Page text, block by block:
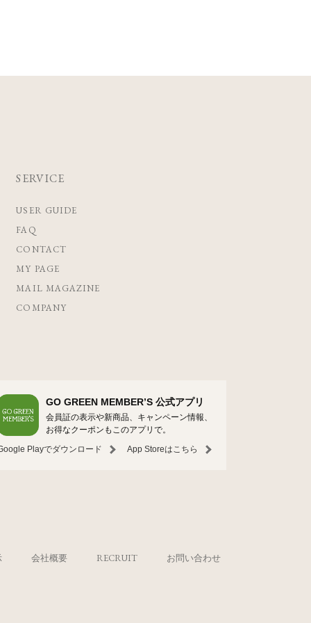
SERVICE
USER GUIDE
FAQ
CONTACT
MY PAGE
MAIL MAGAZINE
COMPANY
GO GREEN MEMBER’S 公式アプリ
会員証の表示や新商品、キャンペーン情報、
お得なクーポンもこのアプリで。
Playでダウンロード
App Storeはこちら
会社概要 RECRUIT お問い合わせ